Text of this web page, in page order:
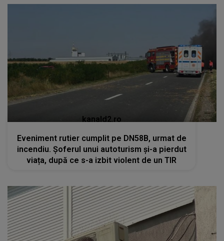
kanald2.ro
Eveniment rutier cumplit pe DN58B, urmat de
incendiu. Șoferul unui autoturism și-a pierdut
viața, după ce s-a izbit violent de un TIR